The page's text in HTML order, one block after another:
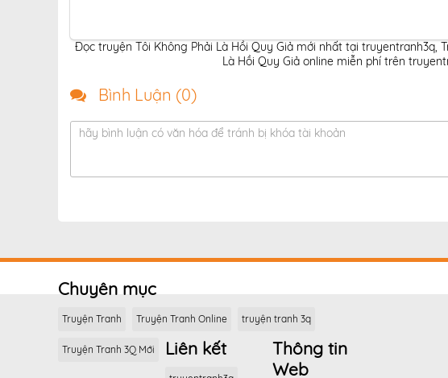
Đọc truyện Tôi Không Phải Là Hồi Quy Giả mới nhất tại truyentranh3q,
Là Hồi Quy Giả online miễn phí trên
Bình Luận (0)
hãy bình luận có văn hóa để tránh bị khóa tài khoản
Chuyên mục
Truyện Tranh Truyện Tranh Online truyện tranh 3q
Truyện Tranh 3Q Mới Liên kết
Thông tin
Web